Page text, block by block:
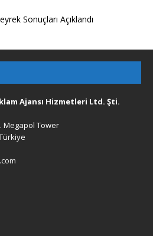
Sonuçları Açıklandı
Ajansı Hizmetleri Ltd. Şti.
Megapol Tower